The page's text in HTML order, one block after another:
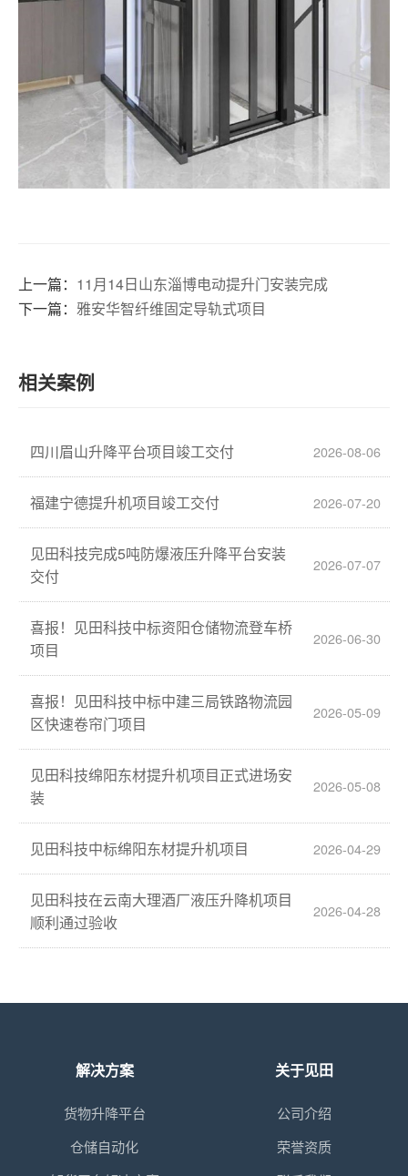
上一篇： 11月14日山东淄博电动提升门安装完成
下一篇： 雅安华智纤维固定导轨式项目
相关案例
四川眉山升降平台项目竣工交付 2026-08-06
福建宁德提升机项目竣工交付 2026-07-20
见田科技完成5吨防爆液压升降平台安装
交付
2026-07-07
喜报！见田科技中标资阳仓储物流登车桥
项目
2026-06-30
喜报！见田科技中标中建三局铁路物流园
区快速卷帘门项目
2026-05-09
见田科技绵阳东材提升机项目正式进场安
装
2026-05-08
见田科技中标绵阳东材提升机项目 2026-04-29
见田科技在云南大理酒厂液压升降机项目
顺利通过验收
2026-04-28
解决方案
货物升降平台
仓储自动化
关于见田
公司介绍
荣誉资质